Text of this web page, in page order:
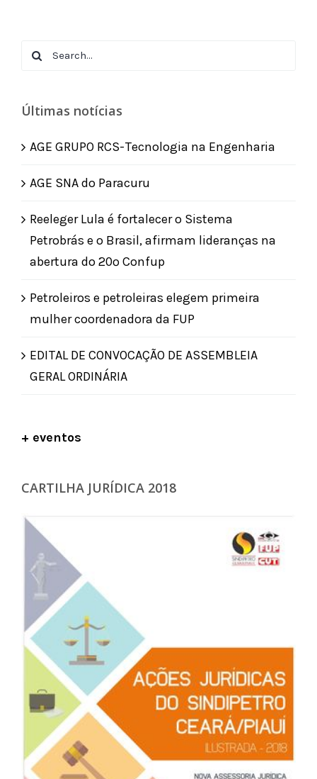
Search
Últimas notícias
AGE GRUPO RCS-Tecnologia na Engenharia
AGE SNA do Paracuru
Reeleger Lula é fortalecer o Sistema
Petrobrás e o Brasil, afirmam lideranças na
abertura do 20º Confup
Petroleiros e petroleiras elegem primeira
mulher coordenadora da FUP
EDITAL DE CONVOCAÇÃO DE ASSEMBLEIA
GERAL ORDINÁRIA
+ eventos
CARTILHA JURÍDICA 2018